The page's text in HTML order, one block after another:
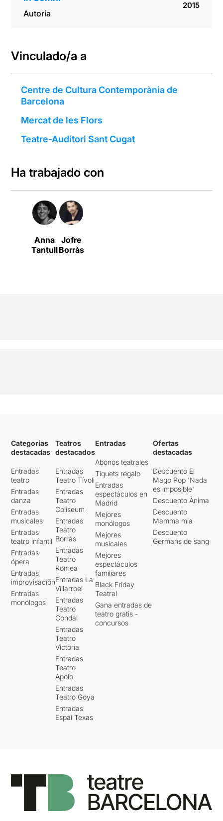
Autoría
2015
Vinculado/a a
Centre de Cultura Contemporània de
Barcelona
Mercat de les Flors
Teatre-Auditori Sant Cugat
Ha trabajado con
Anna
Tantull
Jofre
Borràs
Categorías
destacadas
Entradas
teatro
Entradas
danza
Entradas
musicales
Entradas
teatro infantil
Entradas
ópera
Entradas
improvisación
Entradas
monólogos
Teatros
destacados
Entradas
Teatro Tívoli
Entradas
Teatro
Coliseum
Entradas
Teatro
Borrás
Entradas
Teatro
Romea
Entradas La
Villarroel
Entradas
Teatro
Condal
Entradas
Teatro
Victòria
Entradas
Teatro
Apolo
Entradas
Teatro Goya
Entradas
Espai Texas
Entradas
Abonos teatrales
Tiquets regalo
Entradas
espectáculos en
Madrid
Mejores
monólogos
Mejores
musicales
Mejores
espectáculos
familiares
Black Friday
Teatral
Gana entradas de
teatro gratis -
concursos
Ofertas
destacadas
Descuento El
Mago Pop 'Nada
es imposible'
Descuento Ànima
Descuento
Mamma mia
Descuento
Germans de sang